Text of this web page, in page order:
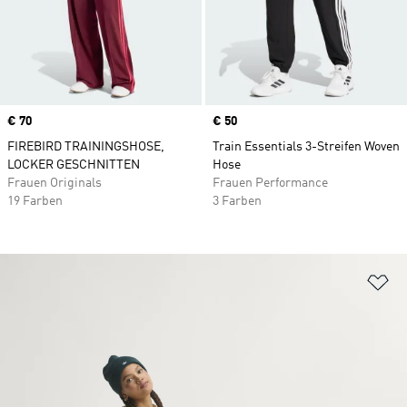
Price
€ 70
FIREBIRD TRAININGSHOSE,
LOCKER GESCHNITTEN
Frauen Originals
19 Farben
Price
€ 50
Train Essentials 3-Streifen Woven
Hose
Frauen Performance
3 Farben